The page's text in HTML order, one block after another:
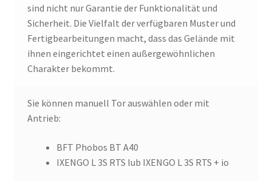
sind nicht nur Garantie der Funktionalität und
Sicherheit. Die Vielfalt der verfügbaren Muster und
Fertigbearbeitungen macht, dass das Gelände mit
ihnen eingerichtet einen außergewöhnlichen
Charakter bekommt.
Sie können manuell Tor auswählen oder mit
Antrieb:
BFT Phobos BT A40
IXENGO L 3S RTS lub IXENGO L 3S RTS + io